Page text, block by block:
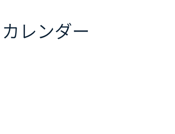
カレンダー